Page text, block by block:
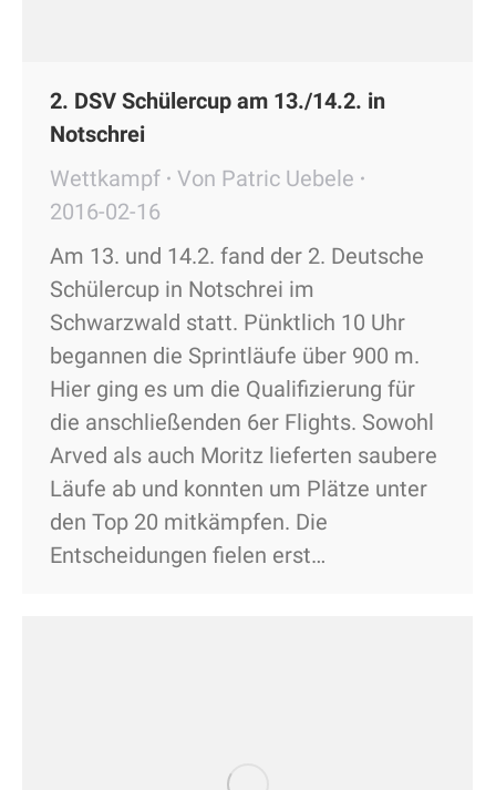
2. DSV Schülercup am 13./14.2. in
Notschrei
Wettkampf
Von Patric Uebele
2016-02-16
Am 13. und 14.2. fand der 2. Deutsche
Schülercup in Notschrei im
Schwarzwald statt. Pünktlich 10 Uhr
begannen die Sprintläufe über 900 m.
Hier ging es um die Qualifizierung für
die anschließenden 6er Flights. Sowohl
Arved als auch Moritz lieferten saubere
Läufe ab und konnten um Plätze unter
den Top 20 mitkämpfen. Die
Entscheidungen fielen erst…